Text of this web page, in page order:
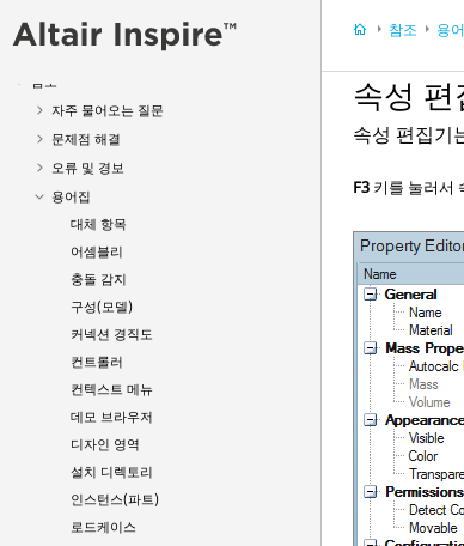
Print3D 및 제조
Inspire Python API
참조
자주 물어오는 질문
문제점 해결
오류 및 경보
용어집
대체 항목
어셈블리
충돌 감지
구성(모델)
커넥션 경직도
컨트롤러
컨텍스트 메뉴
데모 브라우저
디자인 영역
설치 디렉토리
인스턴스(파트)
로드케이스
참조 용
속성 편
속성 편집기
F3 키를 눌러서